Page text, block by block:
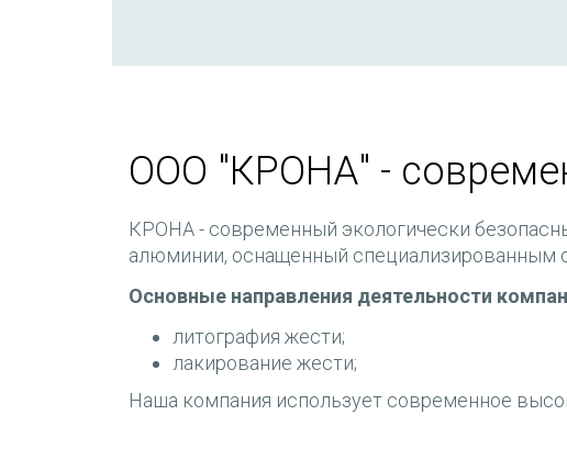
ООО "КРОНА" -
КРОНА - современный экологически
алюминии, оснащенный специализированным
Основные направления деятельности
литография жести;
лакирование жести;
Наша компания использует современное